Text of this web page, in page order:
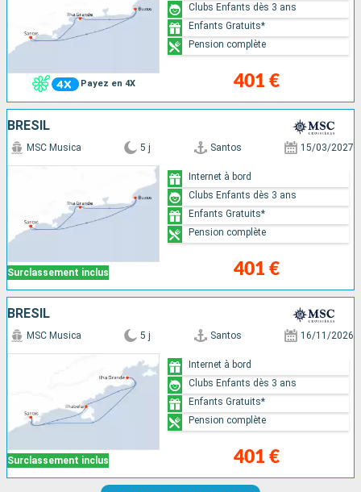
Payez en 4X 401 €
Clubs Enfants dès 3 ans
Enfants Gratuits*
Pension complète
BRÉSIL
Surclassement inclus
MSC Musica 5 j Santos 15/03/2027
401 €
Internet à bord
Clubs Enfants dès 3 ans
Enfants Gratuits*
Pension complète
BRÉSIL
Surclassement inclus
MSC Musica 5 j Santos 16/11/2026
401 €
Internet à bord
Clubs Enfants dès 3 ans
Enfants Gratuits*
Pension complète